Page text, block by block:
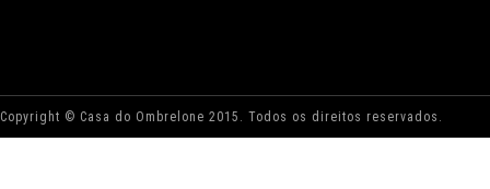
Copyright © Casa do Ombrelone 2015. Todos os direitos reservados.